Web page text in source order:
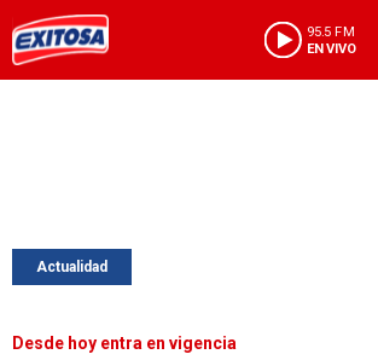
95.5 FM
EN VIVO
Actualidad
Desde hoy entra en vigencia